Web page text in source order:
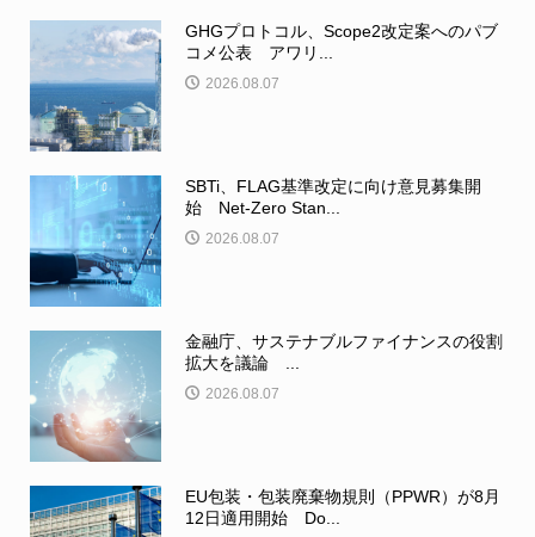
GHGプロトコル、Scope2改定案へのパブ
コメ公表 アワリ...
2026.08.07
SBTi、FLAG基準改定に向け意見募集開
始 Net-Zero Stan...
2026.08.07
金融庁、サステナブルファイナンスの役割
拡大を議論 ...
2026.08.07
EU包装・包装廃棄物規則（PPWR）が8月
12日適用開始 Do...